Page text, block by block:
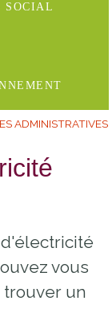
SOCIAL
ADMINISTRATIVES
vous
un